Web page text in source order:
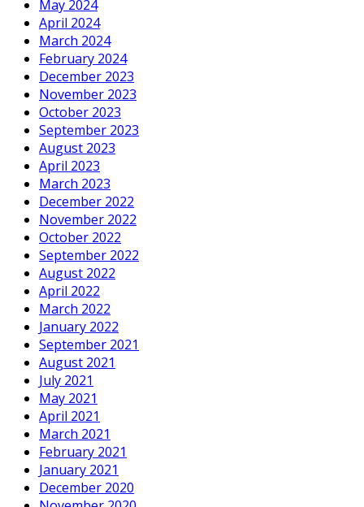
May 2024
April 2024
March 2024
February 2024
December 2023
November 2023
October 2023
September 2023
August 2023
April 2023
March 2023
December 2022
November 2022
October 2022
September 2022
August 2022
April 2022
March 2022
January 2022
September 2021
August 2021
July 2021
May 2021
April 2021
March 2021
February 2021
January 2021
December 2020